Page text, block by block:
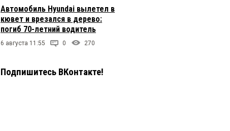
Автомобиль Hyundai вылетел в
кювет и врезался в дерево:
погиб 70-летний водитель
6 августа 11:55 0 270
Подпишитесь ВКонтакте!